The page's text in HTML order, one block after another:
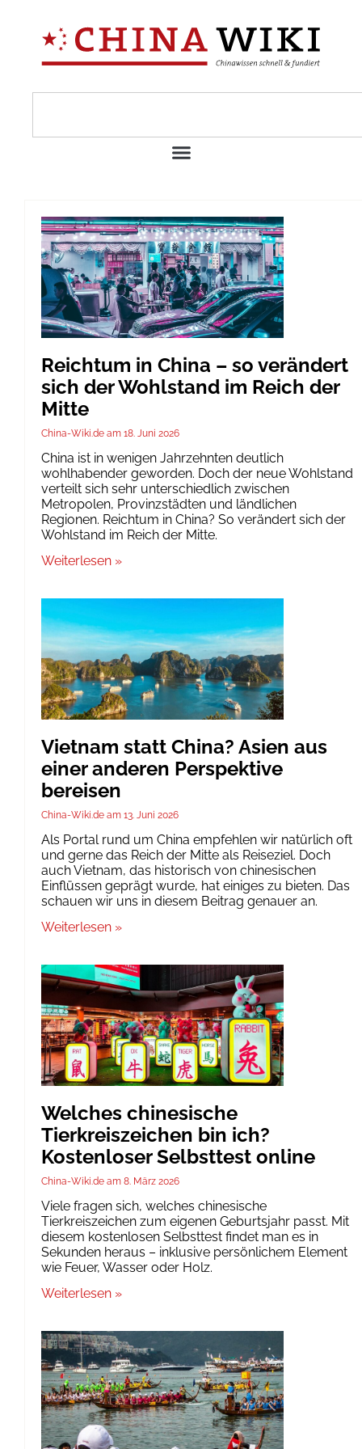
Reichtum in China – so verändert
sich der Wohlstand im Reich der
Mitte
China-Wiki.de 18. Juni 2026
China ist in wenigen Jahrzehnten deutlich
wohlhabender geworden. Doch der neue Wohlstand
verteilt sich sehr unterschiedlich zwischen
Metropolen, Provinzstädten und ländlichen
Regionen. Reichtum in China? So verändert sich der
Wohlstand im Reich der Mitte.
Weiterlesen »
Vietnam statt China? Asien aus
einer anderen Perspektive
bereisen
China-Wiki.de 13. Juni 2026
Als Portal rund um China empfehlen wir natürlich oft
und gerne das Reich der Mitte als Reiseziel. Doch
auch Vietnam, das historisch von chinesischen
Einflüssen geprägt wurde, hat einiges zu bieten. Das
schauen wir uns in diesem Beitrag genauer an.
Weiterlesen »
Welches chinesische
Tierkreiszeichen bin ich?
Kostenloser Selbsttest online
China-Wiki.de 8. März 2026
Viele fragen sich, welches chinesische
Tierkreiszeichen zum eigenen Geburtsjahr passt. Mit
diesem kostenlosen Selbsttest findet man es in
Sekunden heraus – inklusive persönlichem Element
wie Feuer, Wasser oder Holz.
Weiterlesen »